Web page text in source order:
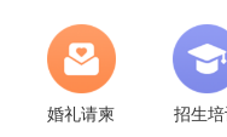
婚礼请柬 招生培